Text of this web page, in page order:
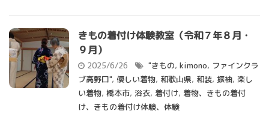
きもの着付け体験教室（令和７年８月・
９月）
2025/6/26 "きもの, kimono, ファインクラ
ブ高野口", 優しい着物, 和歌山県, 和装, 振袖, 楽し
い着物, 橋本市, 浴衣, 着付け, 着物、きもの着付
け、きもの着付け体験、体験